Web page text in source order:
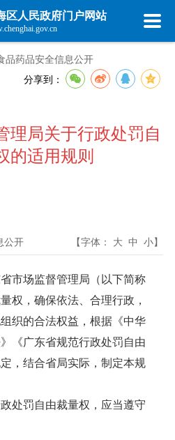
区人民政府门户网站
品药品安全信息公开
分享到：
理局关于行政处罚自
的适用规则
公开 【字体： 大 中 小】
市场监督管理局（以下简称
权，确保依法、合理行政，
织的合法权益，根据《中华
《广东省规范行政处罚自由
，结合省局实际，制定本规
处罚自由裁量权，应当遵守